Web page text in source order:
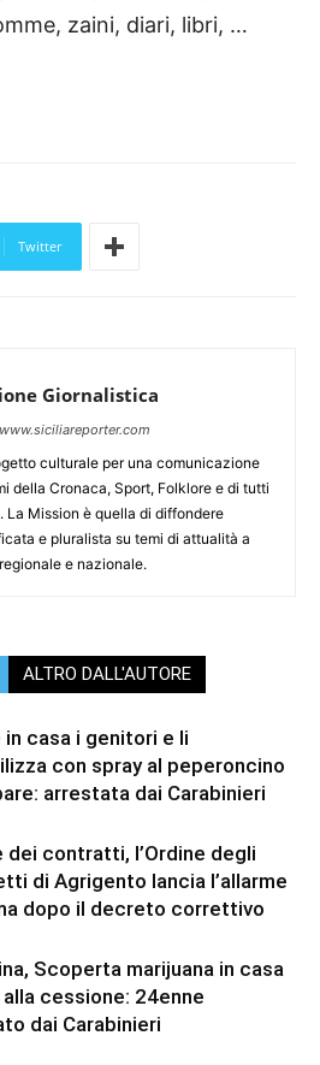
zaini, diari, libri, …
Twitter
Giornalistica
culturale per una comunicazione
della Cronaca, Sport, Folklore e di tutti
La Mission è quella di diffondere
e pluralista su temi di attualità a
e nazionale.
ALTRO DALL'AUTORE
in casa i genitori e li
con spray al peperoncino
arrestata dai Carabinieri
dei contratti, l’Ordine degli
di Agrigento lancia l’allarme
dopo il decreto correttivo
Scoperta marijuana in casa
cessione: 24enne
dai Carabinieri